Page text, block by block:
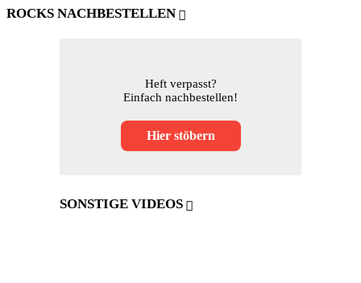
ROCKS NACHBESTELLEN
Heft verpasst?
Einfach nachbestellen!
Hier stöbern
SONSTIGE VIDEOS